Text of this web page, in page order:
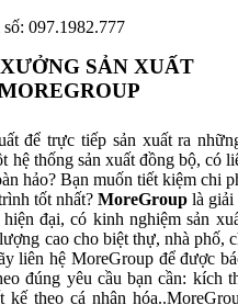
097.1982.777
SẢN XUẤT
để trực tiếp sản xuất ra
hệ thống sản xuất đồng bộ, có
hảo? Bạn muốn tiết kiệm chi
tốt nhất? MoreGroup là giải
đại, có kinh nghiệm sản
cao cho biệt thự, nhà phố,
liên hệ MoreGroup để được
đúng yêu cầu bạn cần: kích
theo cá nhân